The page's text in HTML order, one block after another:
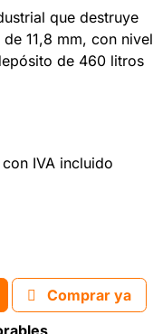
que destruye
11,8 mm, con nivel
de 460 litros
IVA incluido
Comprar ya